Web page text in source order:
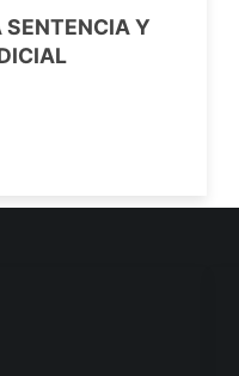
SENTENCIA Y